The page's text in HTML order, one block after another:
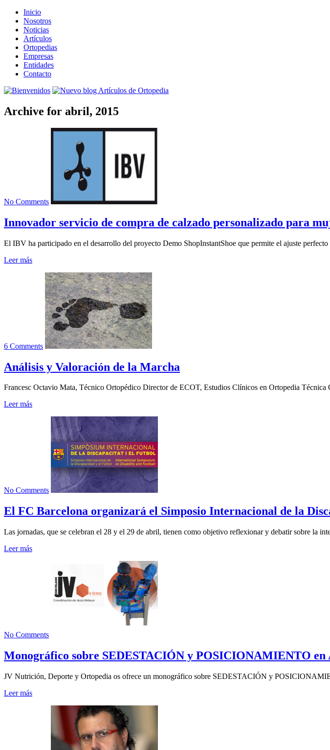
Inicio
Nosotros
Noticias
Artículos
Ortopedias
Empresas
Entidades
Contacto
Archive for abril, 2015
No Comments
Innovador servicio de compra de calzado personalizado para
El IBV ha participado en el desarrollo del proyecto Demo ShopInstantShoe que permite el ajuste
Leer más
6 Comments
Análisis y Valoración de la Marcha
Francesc Octavio Mata, Técnico Ortopédico Director de ECOT, Estudios Clínicos en Ortopedia
Leer más
No Comments
El FC Barcelona organizará el Simposio Internacional de la
Las jornadas, que se celebran el 28 y el 29 de abril, tienen como objetivo reflexionar y debatir sobre la
Leer más
No Comments
Monográfico sobre SEDESTACIÓN y POSICIONAMIENTO
JV Nutrición, Deporte y Ortopedia os ofrece un monográfico sobre SEDESTACIÓN y
Leer más